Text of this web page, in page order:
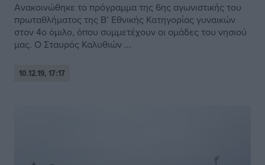
Ανακοινώθηκε το πρόγραμμα της 6ης αγωνιστικής του
πρωταθλήματος της Β’ Εθνικής Κατηγορίας γυναικών
στον 4ο όμιλο, όπου συμμετέχουν οι ομάδες του νησιού
μας. Ο Σταυρός Καλυθιών ...
10.12.19, 17:17